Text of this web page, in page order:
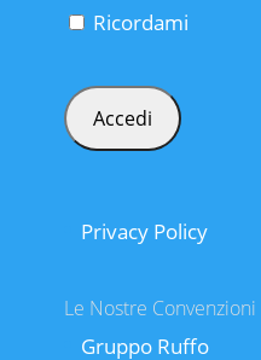
Ricordami
Privacy Policy
Le Nostre Convenzioni
Gruppo Ruffo